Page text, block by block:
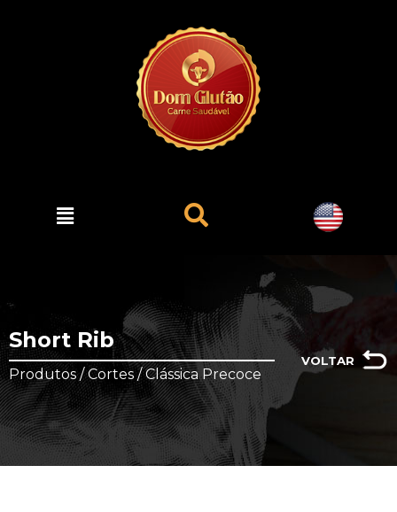
Short Rib
Produtos / Cortes / Clássica Precoce
VOLTAR